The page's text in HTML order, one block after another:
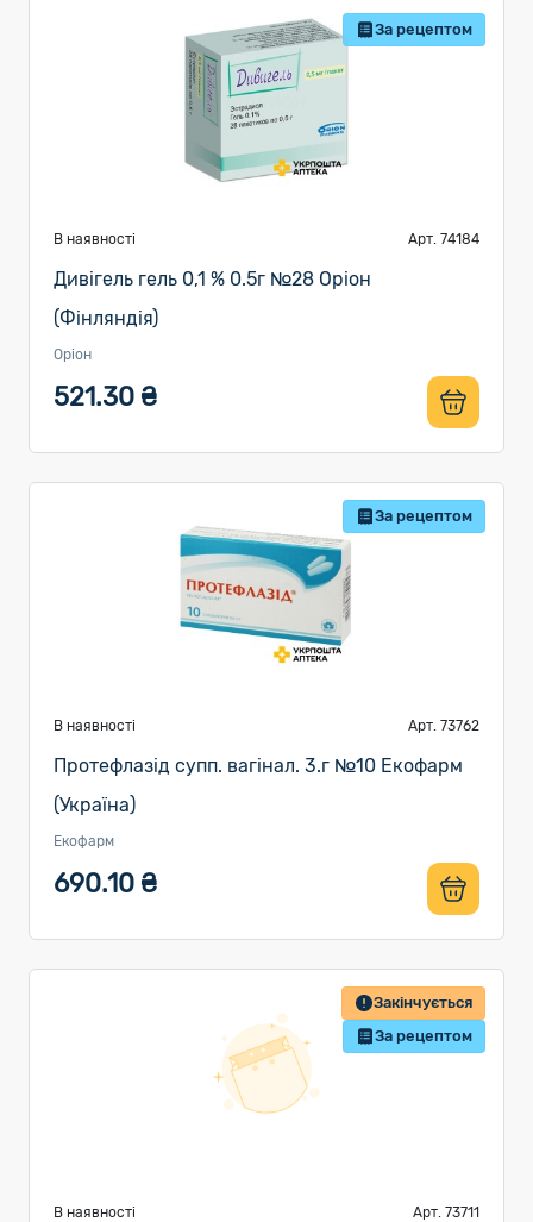
За рецептом
В наявності Арт. 74184
Дивігель гель 0,1 % 0.5г №28 Оріон
(Фінляндія)
Оріон
521.30 ₴
За рецептом
В наявності Арт. 73762
Протефлазід супп. вагінал. 3.г №10 Екофарм
(Україна)
Екофарм
690.10 ₴
Закінчується
За рецептом
В наявності Арт. 73711